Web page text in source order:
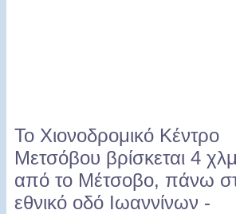
Το Χιονοδρομικό Κέντρο
Μετσόβου βρίσκεται 4
από το Μέτσοβο, πάνω
εθνικό οδό Ιωαννίνων -